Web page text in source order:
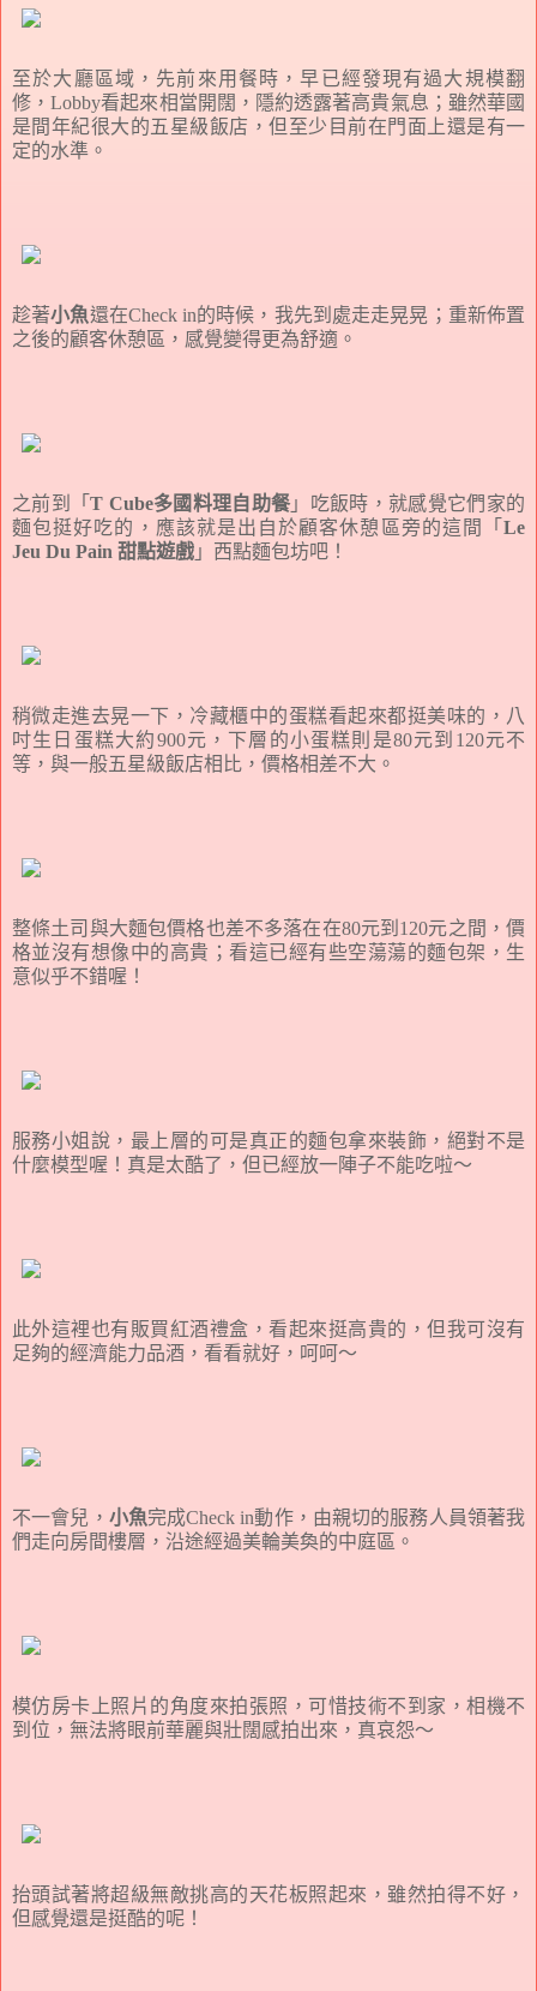
至於大廳區域，先前來用餐時，早已經發現有過大規模翻
修，Lobby看起來相當開闊，隱約透露著高貴氣息；雖然華國
是間年紀很大的五星級飯店，但至少目前在門面上還是有一
定的水準。
趁著小魚還在Check in的時候，我先到處走走晃晃；重新佈置
之後的顧客休憩區，感覺變得更為舒適。
之前到「T Cube多國料理自助餐 」吃飯時，就感覺它們家的
麵包挺好吃的，應該就是出自於顧客休憩區旁的這間「 Le
Jeu Du Pain 甜點遊戲 」西點麵包坊吧！
稍微走進去晃一下，冷藏櫃中的蛋糕看起來都挺美味的，八
吋生日蛋糕大約900元，下層的小蛋糕則是80元到120元不
等，與一般五星級飯店相比，價格相差不大。
整條土司與大麵包價格也差不多落在在80元到120元之間，價
格並沒有想像中的高貴；看這已經有些空蕩蕩的麵包架，生
意似乎不錯喔！
服務小姐說，最上層的可是真正的麵包拿來裝飾，絕對不是
什麼模型喔！真是太酷了，但已經放一陣子不能吃啦～
此外這裡也有販買紅酒禮盒，看起來挺高貴的，但我可沒有
足夠的經濟能力品酒，看看就好，呵呵～
不一會兒， 小魚完成Check in動作，由親切的服務人員領著我
們走向房間樓層，沿途經過美輪美奐的中庭區。
模仿房卡上照片的角度來拍張照，可惜技術不到家，相機不
到位，無法將眼前華麗與壯闊感拍出來，真哀怨～
抬頭試著將超級無敵挑高的天花板照起來，雖然拍得不好，
但感覺還是挺酷的呢！